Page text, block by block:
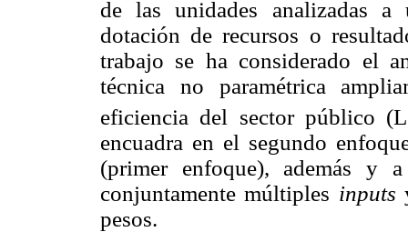
de las unidades analizadas
dotación de recursos o
trabajo se ha considerado el
técnica no paramétrica
eficiencia del sector público
encuadra en el segundo
(primer enfoque), además y
conjuntamente múltiples inputs
pesos.